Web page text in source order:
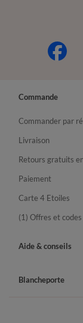
Commande
Commander par
Livraison
Retours gratuits
Paiement
Carte 4 Etoiles
(1) Offres et
Aide & conseils
Blancheporte